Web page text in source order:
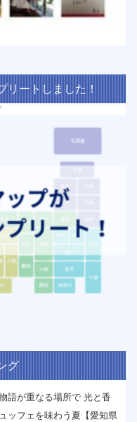
リートしました！
グ
語が重なる場所で 光と香
ッフェを味わう夏【愛知県